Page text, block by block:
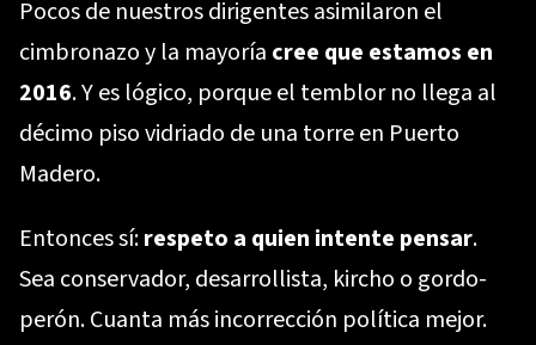
Pocos de nuestros dirigentes asimilaron el
cimbronazo y la mayoría cree que estamos en
2016. Y es lógico, porque el temblor no llega al
décimo piso vidriado de una torre en Puerto
Madero.
Entonces sí:respeto a quien intente pensar.
Sea conservador, desarrollista, kircho o gordo-
perón. Cuanta más incorrección política mejor.